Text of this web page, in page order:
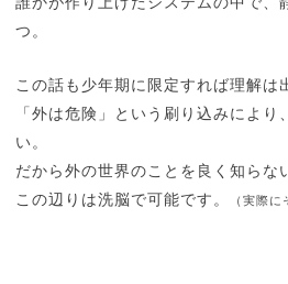
つ。
この話も少年期に限定すれば理解は
「外は危険」という刷り込みによ
い。
だから外の世界のことを良く知らな
この辺りは洗脳で可能です。
（実際